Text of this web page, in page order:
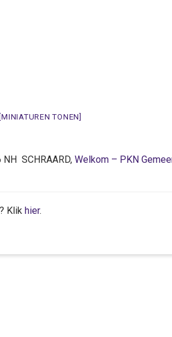
[MINIATUREN TONEN]
SCHRAARD, Welkom – PKN
Klik hier.